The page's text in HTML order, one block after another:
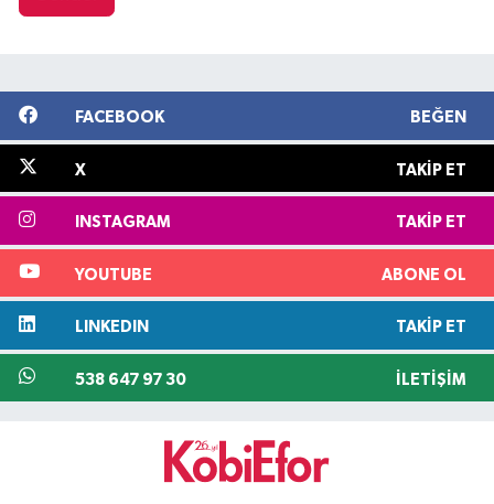
FACEBOOK BEĞEN
X TAKIP ET
INSTAGRAM TAKIP ET
YOUTUBE ABONE OL
LINKEDIN TAKIP ET
538 647 97 30 İLETIŞIM